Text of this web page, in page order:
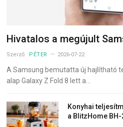
Hivatalos a megújult
Szerző: PÉTER 2026-07-22
A Samsung bemutatta új hajlítható
alap Galaxy Z Fold 8 lett a…
Konyhai
a BlitzHome